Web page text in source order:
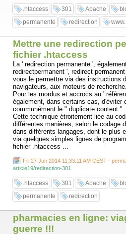
.htaccess 301 Apache
permanente
redirection
Mettre une redirection
fichier .htaccess
La ' redirection permanente ',
redirectpermanent ', redirect
vous le permettre via des instructions
navigateurs, aux moteurs de recherche.
Pour les mordus et accrocs au '
également, dans certains cas, d'éviter
communément le " duplicate content ".
Cette technique étroitement liée au
différentes manières, selon le codage
dans différents langages, dont le plus
via quelques simples lignes de
fichier .htaccess ...
Fri 27 Jun 2014 11:33:11 AM CEST -
article19/redirection-301
.htaccess 301 Apache
permanente
redirection
pharmacies en ligne:
guerre !!!